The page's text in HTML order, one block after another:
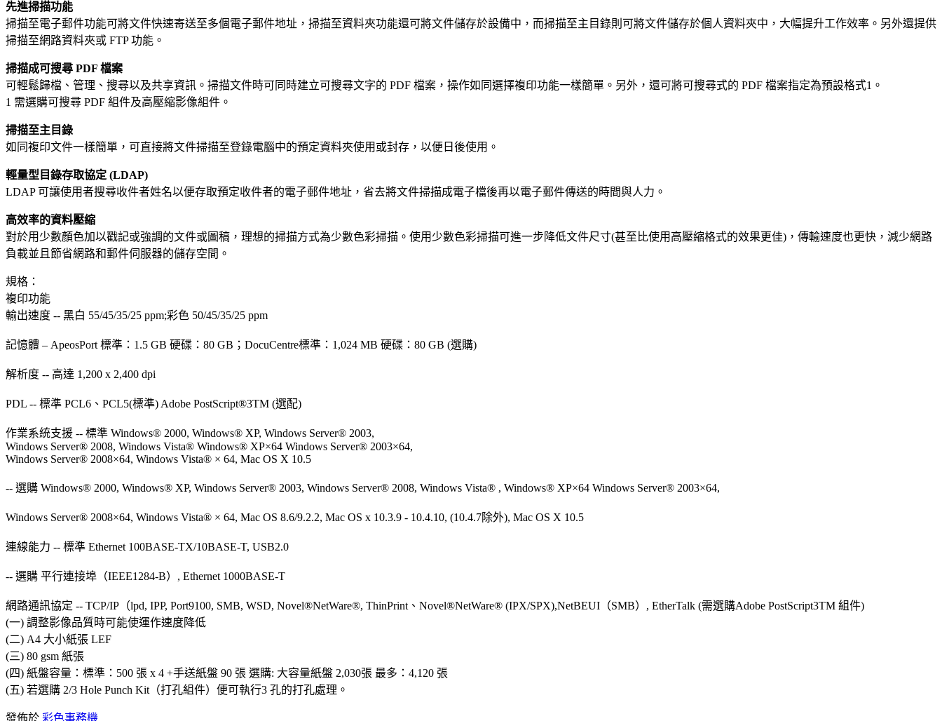
先進掃描功能
掃描至電子郵件功能可將文件快速寄送至多個電子郵件地址，掃描至資料夾功能還可將文件儲存於設備中，而掃描至主目錄則可將文件儲存於個人資料夾中，大幅提升工作效率。另外還提供
掃描至網路資料夾或 FTP 功能。
掃描成可搜尋 PDF 檔案
可輕鬆歸檔、管理、搜尋以及共享資訊。掃描文件時可同時建立可搜尋文字的 PDF 檔案，操作如同選擇複印功能一樣簡單。另外，還可將可搜尋式的 PDF 檔案指定為預設格式1。
1 需選購可搜尋 PDF 組件及高壓縮影像組件。
掃描至主目錄
如同複印文件一樣簡單，可直接將文件掃描至登錄電腦中的預定資料夾使用或封存，以便日後使用。
輕量型目錄存取協定 (LDAP)
LDAP 可讓使用者搜尋收件者姓名以便存取預定收件者的電子郵件地址，省去將文件掃描成電子檔後再以電子郵件傳送的時間與人力。
高效率的資料壓縮
對於用少數顏色加以戳記或強調的文件或圖稿，理想的掃描方式為少數色彩掃描。使用少數色彩掃描可進一步降低文件尺寸(甚至比使用高壓縮格式的效果更佳)，傳輸速度也更快，減少網路
負載並且節省網路和郵件伺服器的儲存空間。
規格：
複印功能
輸出速度 -- 黑白 55/45/35/25 ppm;彩色 50/45/35/25 ppm
記憶體 – ApeosPort 標準：1.5 GB 硬碟：80 GB；DocuCentre標準：1,024 MB 硬碟：80 GB (選購)
解析度 -- 高達 1,200 x 2,400 dpi
PDL -- 標準 PCL6、PCL5(標準) Adobe PostScript®3TM (選配)
作業系統支援 -- 標準 Windows® 2000, Windows® XP, Windows Server® 2003,
Windows Server® 2008, Windows Vista® Windows® XP×64 Windows Server® 2003×64,
Windows Server® 2008×64, Windows Vista® × 64, Mac OS X 10.5
-- 選購 Windows® 2000, Windows® XP, Windows Server® 2003, Windows Server® 2008, Windows Vista® , Windows® XP×64 Windows Server® 2003×64,
Windows Server® 2008×64, Windows Vista® × 64, Mac OS 8.6/9.2.2, Mac OS x 10.3.9 - 10.4.10, (10.4.7除外), Mac OS X 10.5
連線能力 -- 標準 Ethernet 100BASE-TX/10BASE-T, USB2.0
-- 選購 平行連接埠（IEEE1284-B）, Ethernet 1000BASE-T
網路通訊協定 -- TCP/IP（lpd, IPP, Port9100, SMB, WSD, Novel®NetWare®, ThinPrint、Novel®NetWare® (IPX/SPX),NetBEUI（SMB）, EtherTalk (需選購Adobe PostScript3TM 組件)
(一) 調整影像品質時可能使運作速度降低
(二) A4 大小紙張 LEF
(三) 80 gsm 紙張
(四) 紙盤容量：標準：500 張 x 4 +手送紙盤 90 張 選購: 大容量紙盤 2,030張 最多：4,120 張
(五) 若選購 2/3 Hole Punch Kit（打孔組件）便可執行3 孔的打孔處理。
發佈於 彩色事務機